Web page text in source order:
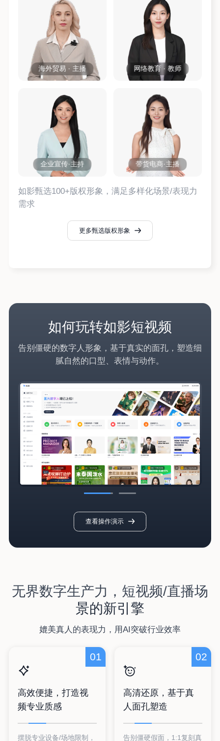
海外贸易 · 主播 网络教育 · 教师
企业宣传·主持 带货电商·主播
如影甄选100+版权形象，满足多样化场景/表现力
需求
更多甄选版权形象
快速上手如影超级直播间
高质量直播间合成，多模态大模型智能运营，无需
真人坐班24h在线开播。
查看操作演示
无界数字生产力，短视频/直播场
景的新引擎
媲美真人的表现力，用AI突破行业效率
01
高效便捷，打造视
频专业质感
摆脱专业设备/场地限制，
02
高清还原，基于真
人面孔塑造
告别僵硬假面，1:1复刻真